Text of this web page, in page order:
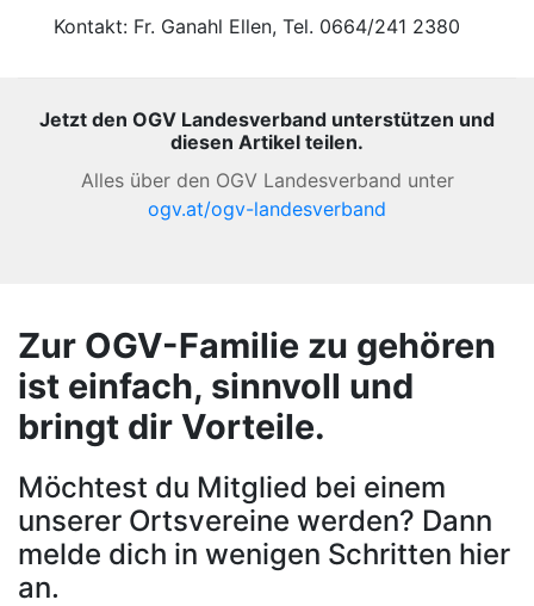
Kontakt: Fr. Ganahl Ellen, Tel. 0664/241 2380
Jetzt den OGV Landesverband unterstützen und
diesen Artikel teilen.
Alles über den OGV Landesverband unter
ogv.at/ogv-landesverband
Zur OGV-Familie zu gehören
ist einfach, sinnvoll und
bringt dir Vorteile.
Möchtest du Mitglied bei einem
unserer Ortsvereine werden? Dann
melde dich in wenigen Schritten hier
an.